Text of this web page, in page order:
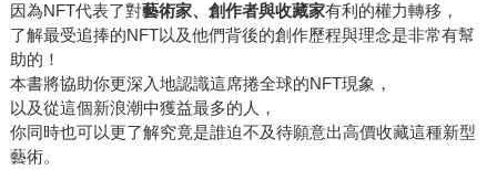
因為NFT代表了對藝術家、創作者與收藏家有利的權力轉移，
了解最受追捧的NFT以及他們背後的創作歷程與理念是非常有幫
助的！
本書將協助你更深入地認識這席捲全球的NFT現象，
以及從這個新浪潮中獲益最多的人，
你同時也可以更了解究竟是誰迫不及待願意出高價收藏這種新型
藝術。